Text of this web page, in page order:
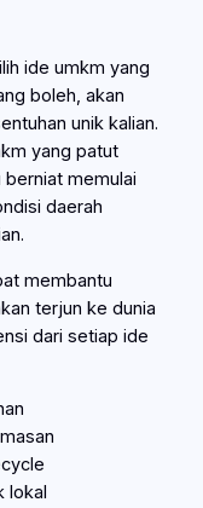
ide umkm yang
boleh, akan
unik kalian.
yang patut
memulai
daerah
membantu
terjun ke dunia
dari setiap ide
lokal